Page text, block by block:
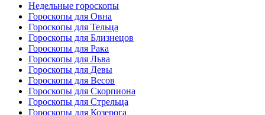
Недельные гороскопы
Гороскопы для Овна
Гороскопы для Тельца
Гороскопы для Близнецов
Гороскопы для Рака
Гороскопы для Льва
Гороскопы для Девы
Гороскопы для Весов
Гороскопы для Скорпиона
Гороскопы для Стрельца
Гороскопы для Козерога